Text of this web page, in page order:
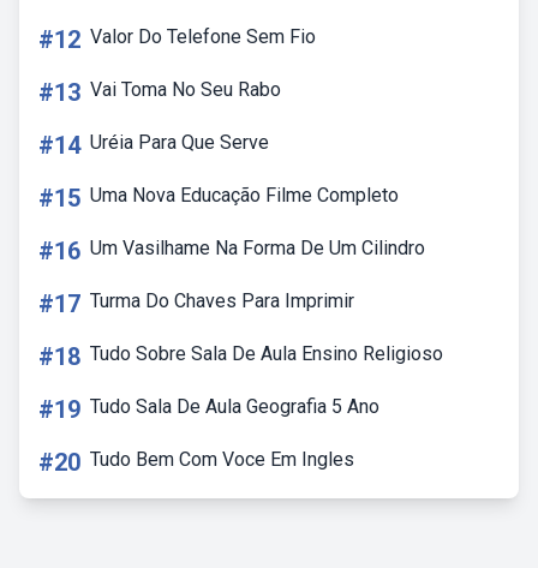
#12 Valor Do Telefone Sem Fio
#13 Vai Toma No Seu Rabo
#14 Uréia Para Que Serve
#15 Uma Nova Educação Filme Completo
#16 Um Vasilhame Na Forma De Um Cilindro
#17 Turma Do Chaves Para Imprimir
#18 Tudo Sobre Sala De Aula Ensino Religioso
#19 Tudo Sala De Aula Geografia 5 Ano
#20 Tudo Bem Com Voce Em Ingles